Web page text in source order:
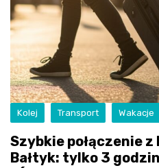
Kolej Transport Wakacje
Szybkie połączenie z
Bałtyk: tylko 3